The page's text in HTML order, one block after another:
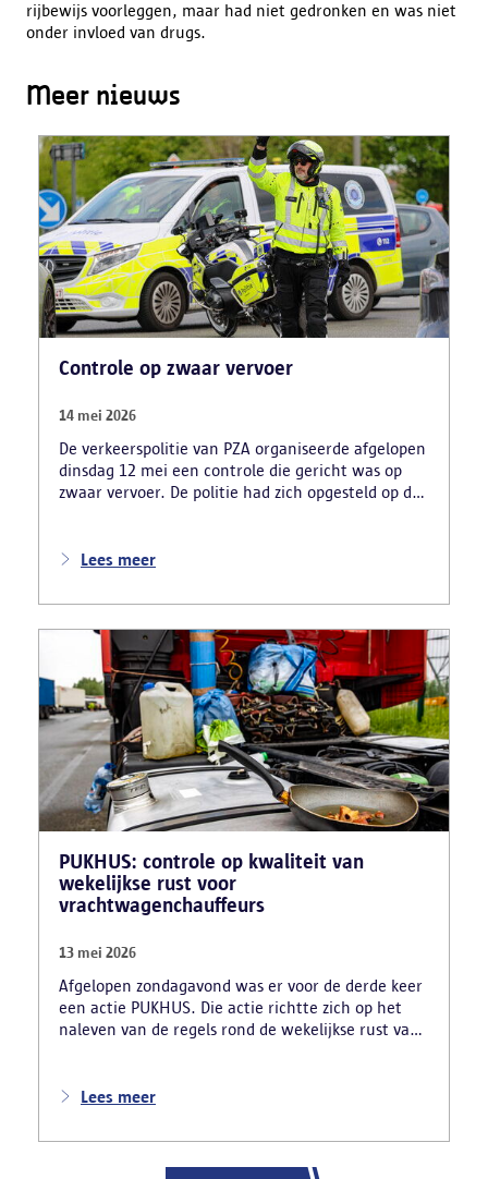
rijbewijs voorleggen, maar had niet gedronken en was niet
onder invloed van drugs.
Meer nieuws
Controle op zwaar vervoer
14 mei 2026
De verkeerspolitie van PZA organiseerde afgelopen
dinsdag 12 mei een controle die gericht was op
zwaar vervoer. De politie had zich opgesteld op de
inspectiediensten en partners. Denk daarbij aan
FAVV.
Lees meer
PUKHUS: controle op kwaliteit van
wekelijkse rust voor
vrachtwagenchauffeurs
13 mei 2026
Afgelopen zondagavond was er voor de derde keer
een actie PUKHUS. Die actie richtte zich op het
naleven van de regels rond de wekelijkse rust van
controlediensten stelden onder meer vast dat 24
vrachtwagen namen. In totaal inde de politie voor
Lees meer